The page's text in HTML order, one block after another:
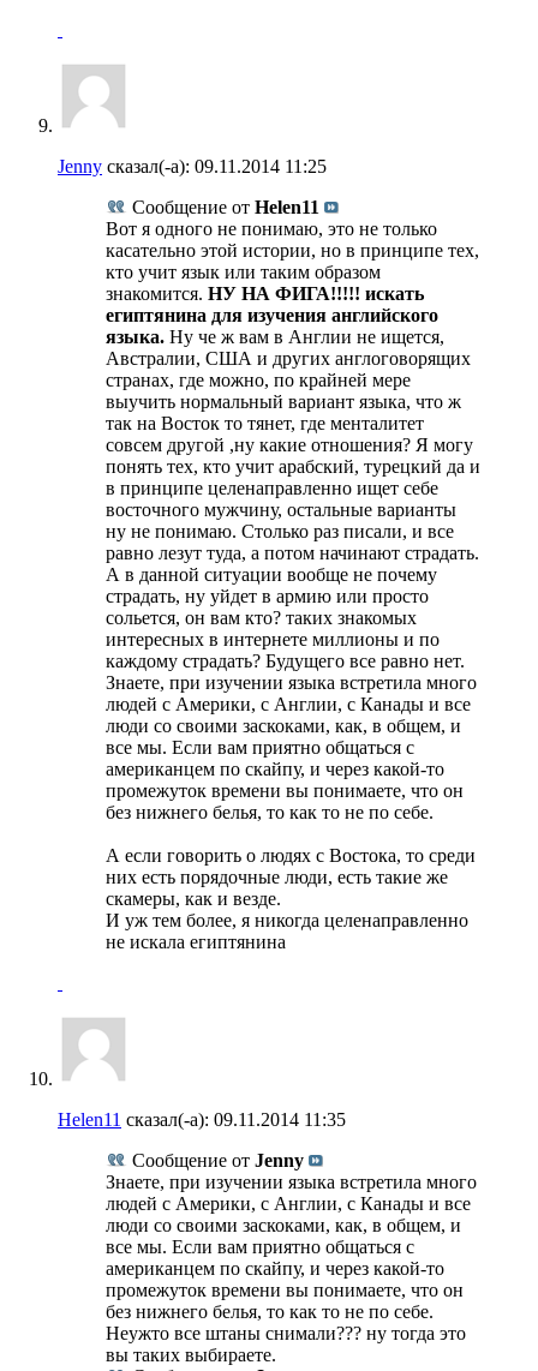
Jenny сказал(-а): 09.11.2014 11:25
Сообщение от Helen11
Вот я одного не понимаю, это не только
касательно этой истории, но в принципе тех,
кто учит язык или таким образом
знакомится. НУ НА ФИГА!!!!! искать
египтянина для изучения английского
языка. Ну че ж вам в Англии не ищется,
Австралии, США и других англоговорящих
странах, где можно, по крайней мере
выучить нормальный вариант языка, что ж
так на Восток то тянет, где менталитет
совсем другой ,ну какие отношения? Я могу
понять тех, кто учит арабский, турецкий да и
в принципе целенаправленно ищет себе
восточного мужчину, остальные варианты
ну не понимаю. Столько раз писали, и все
равно лезут туда, а потом начинают страдать.
А в данной ситуации вообще не почему
страдать, ну уйдет в армию или просто
сольется, он вам кто? таких знакомых
интересных в интернете миллионы и по
каждому страдать? Будущего все равно нет.
Знаете, при изучении языка встретила много
людей с Америки, с Англии, с Канады и все
люди со своими заскоками, как, в общем, и
все мы. Если вам приятно общаться с
американцем по скайпу, и через какой-то
промежуток времени вы понимаете, что он
без нижнего белья, то как то не по себе.
А если говорить о людях с Востока, то среди
них есть порядочные люди, есть такие же
скамеры, как и везде.
И уж тем более, я никогда целенаправленно
не искала египтянина
Helen11 сказал(-а): 09.11.2014 11:35
Сообщение от Jenny
Знаете, при изучении языка встретила много
людей с Америки, с Англии, с Канады и все
люди со своими заскоками, как, в общем, и
все мы. Если вам приятно общаться с
американцем по скайпу, и через какой-то
промежуток времени вы понимаете, что он
без нижнего белья, то как то не по себе.
Неужто все штаны снимали??? ну тогда это
вы таких выбираете.